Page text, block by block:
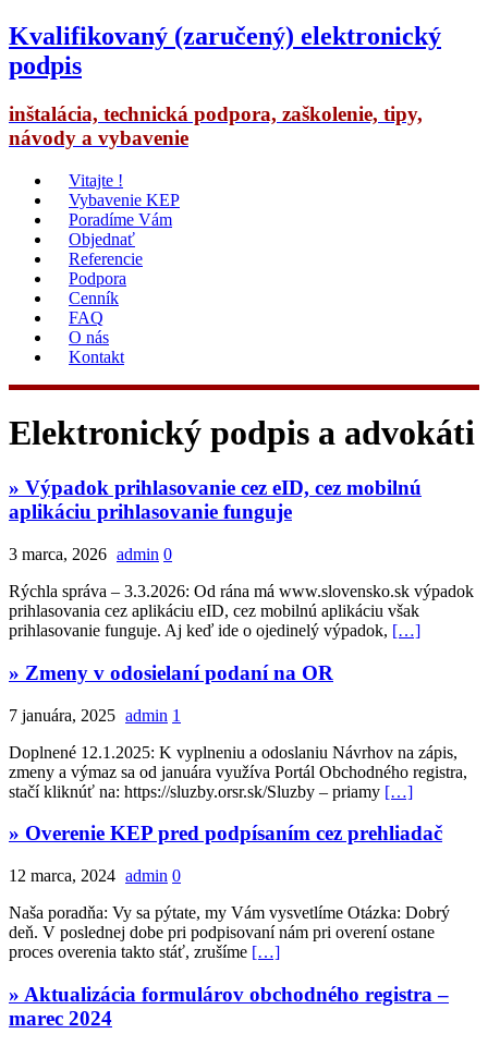
Kvalifikovaný (zaručený) elektronický
podpis
inštalácia, technická podpora, zaškolenie, tipy,
návody a vybavenie
Vitajte !
Vybavenie KEP
Poradíme Vám
Objednať
Referencie
Podpora
Cenník
FAQ
O nás
Kontakt
Elektronický podpis a advokáti
» Výpadok prihlasovanie cez eID, cez mobilnú
aplikáciu prihlasovanie funguje
3 marca, 2026 admin 0
Rýchla správa – 3.3.2026: Od rána má www.slovensko.sk výpadok
prihlasovania cez aplikáciu eID, cez mobilnú aplikáciu však
prihlasovanie funguje. Aj keď ide o ojedinelý výpadok, […]
» Zmeny v odosielaní podaní na OR
7 januára, 2025 admin 1
Doplnené 12.1.2025: K vyplneniu a odoslaniu Návrhov na zápis,
zmeny a výmaz sa od januára využíva Portál Obchodného registra,
stačí kliknúť na: https://sluzby.orsr.sk/Sluzby – priamy […]
» Overenie KEP pred podpísaním cez prehliadač
12 marca, 2024 admin 0
Naša poradňa: Vy sa pýtate, my Vám vysvetlíme Otázka: Dobrý
deň. V poslednej dobe pri podpisovaní nám pri overení ostane
proces overenia takto stáť, zrušíme […]
» Aktualizácia formulárov obchodného registra –
marec 2024